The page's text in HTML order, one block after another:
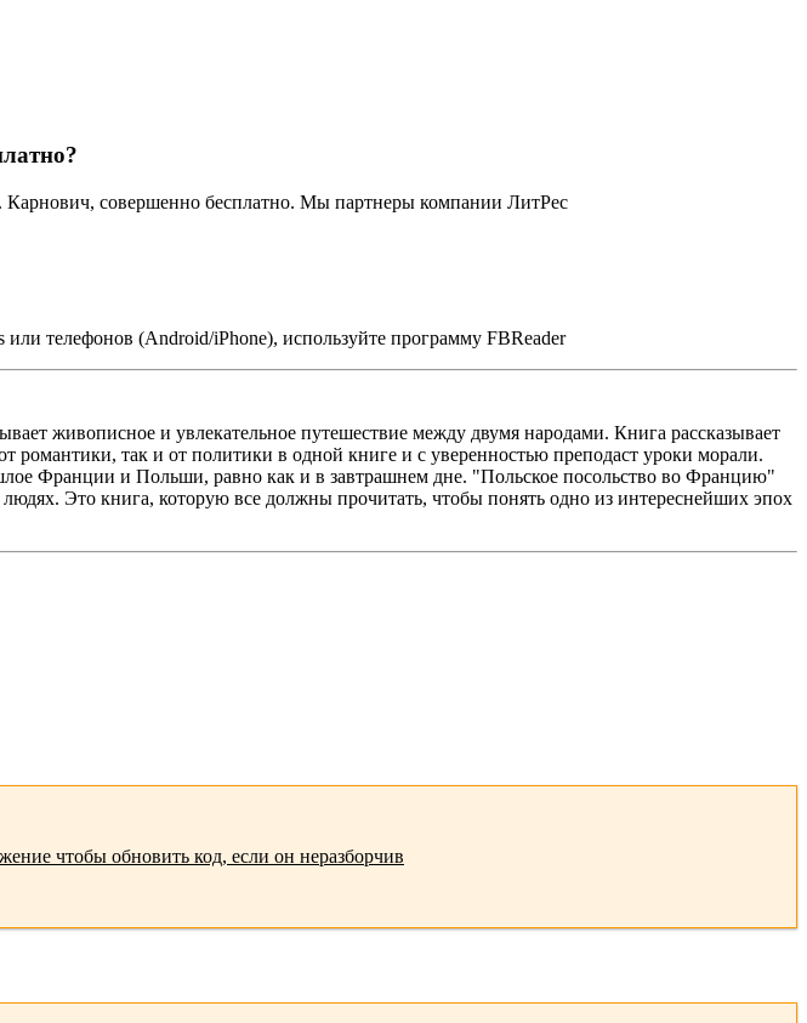
совершенно бесплатно. Мы партнеры компании ЛитРес
телефонов (Android/iPhone), используйте программу FBReader
живописное и увлекательное путешествие между двумя народами. Книга рассказывает
так и от политики в одной книге и с уверенностью преподаст уроки морали.
Франции и Польши, равно как и в завтрашнем дне. "Польское посольство во Францию"
Это книга, которую все должны прочитать, чтобы понять одно из интереснейших эпох